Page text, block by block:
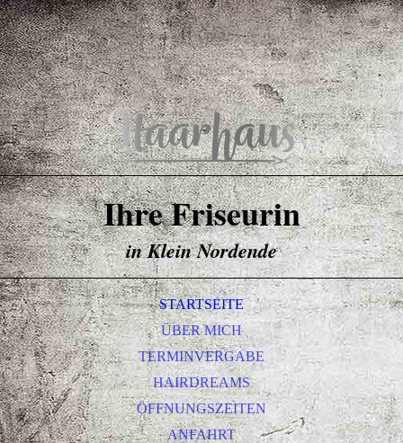
Ihre Friseurin
in Klein Nordende
STARTSEITE
ÜBER MICH
TERMINVERGABE
HAIRDREAMS
ÖFFNUNGSZEITEN
ANFAHRT